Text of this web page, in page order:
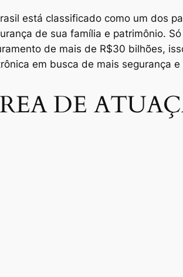
está classificado como um dos
de sua família e patrimônio.
de mais de R$30 bilhões,
em busca de mais segurança e
DE